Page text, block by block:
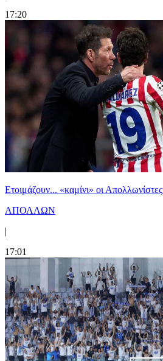
17:20
Ετοιμάζουν... «καμίνι» οι Απολλωνίστες
ΑΠΟΛΛΩΝ
|
17:01